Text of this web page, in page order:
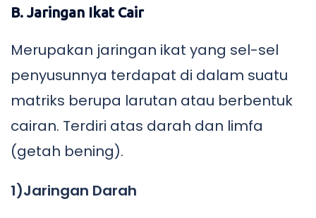
B. Jaringan Ikat Cair
Merupakan jaringan ikat yang sel-sel
penyusunnya terdapat di dalam suatu
matriks berupa larutan atau berbentuk
cairan. Terdiri atas darah dan limfa
(getah bening).
1)Jaringan Darah